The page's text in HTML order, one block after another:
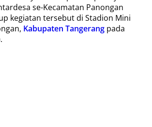
se-Kecamatan Panongan
kegiatan tersebut di Stadion Mini
Kabupaten Tangerang pada